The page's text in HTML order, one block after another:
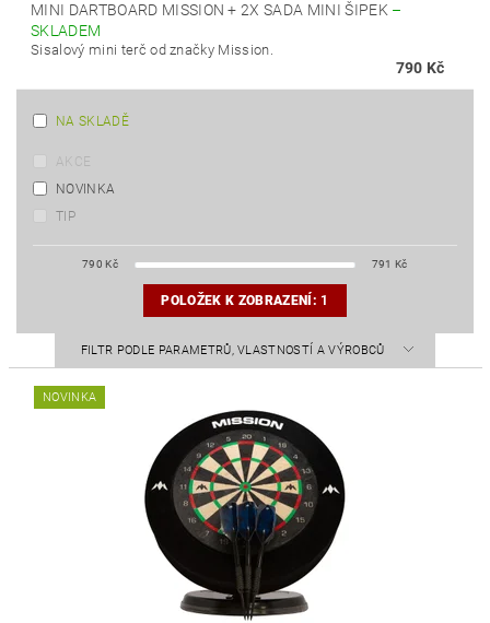
MINI DARTBOARD MISSION + 2X SADA MINI ŠIPEK –
SKLADEM
Sisalový mini terč od značky Mission.
790 Kč
NA SKLADĚ
AKCE
NOVINKA
TIP
790 Kč 791 Kč
POLOŽEK K ZOBRAZENÍ: 1
FILTR PODLE PARAMETRŮ, VLASTNOSTÍ A VÝROBCŮ
NOVINKA